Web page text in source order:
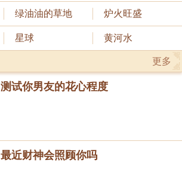
绿油油的草地 炉火旺盛
星球 黄河水
更多
测试你男友的花心程度
最近财神会照顾你吗